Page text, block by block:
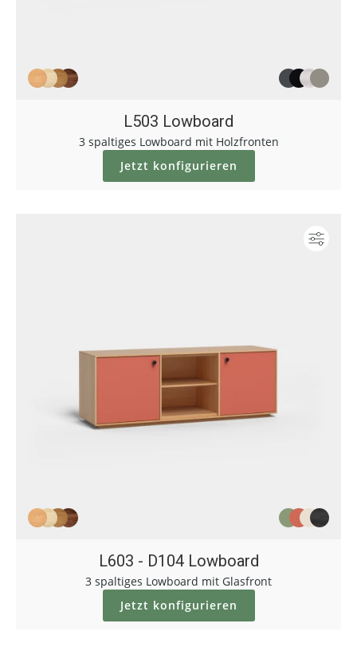
L503 Lowboard
3 spaltiges Lowboard mit Holzfronten
Jetzt konfigurieren
L603 - D104 Lowboard
3 spaltiges Lowboard mit Glasfront
Jetzt konfigurieren